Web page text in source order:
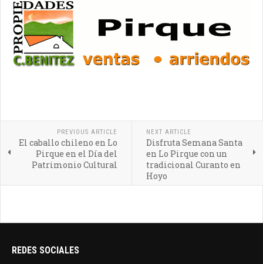
PREVIOUS ARTICLE
El caballo chileno en Lo
Pirque en el Día del
Patrimonio Cultural
NEXT ARTICLE
Disfruta Semana Santa
en Lo Pirque con un
tradicional Curanto en
Hoyo
REDES SOCIALES